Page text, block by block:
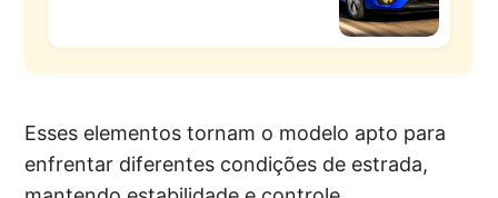
Esses elementos tornam o modelo apto para
enfrentar diferentes condições de estrada,